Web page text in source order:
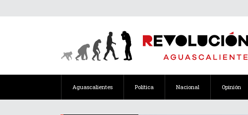
Aguascalientes Política Nacional Opinión